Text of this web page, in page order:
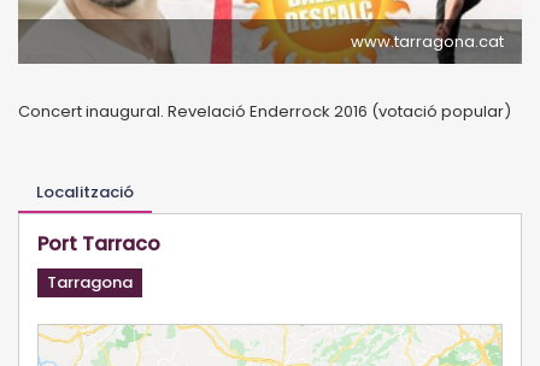
www.tarragona.cat
Concert inaugural. Revelació Enderrock 2016 (votació popular)
Localització
Port Tarraco
Tarragona